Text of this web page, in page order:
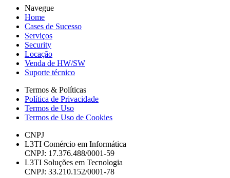
Navegue
Home
Cases de Sucesso
Serviços
Security
Locação
Venda de HW/SW
Suporte técnico
Termos & Políticas
Política de Privacidade
Termos de Uso
Termos de Uso de Cookies
CNPJ
L3TI Comércio em Informática
CNPJ: 17.376.488/0001-59
L3TI Soluções em Tecnologia
CNPJ: 33.210.152/0001-78